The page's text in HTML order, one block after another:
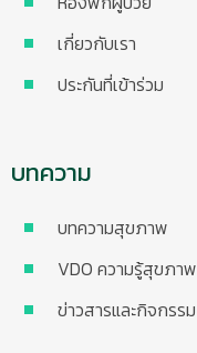
เกี่ยวกับเรา
ประกันที่เข้าร่วม
บทความ
บทความสุขภาพ
VDO ความรู้สุขภาพ
ข่าวสารและกิจกรรม